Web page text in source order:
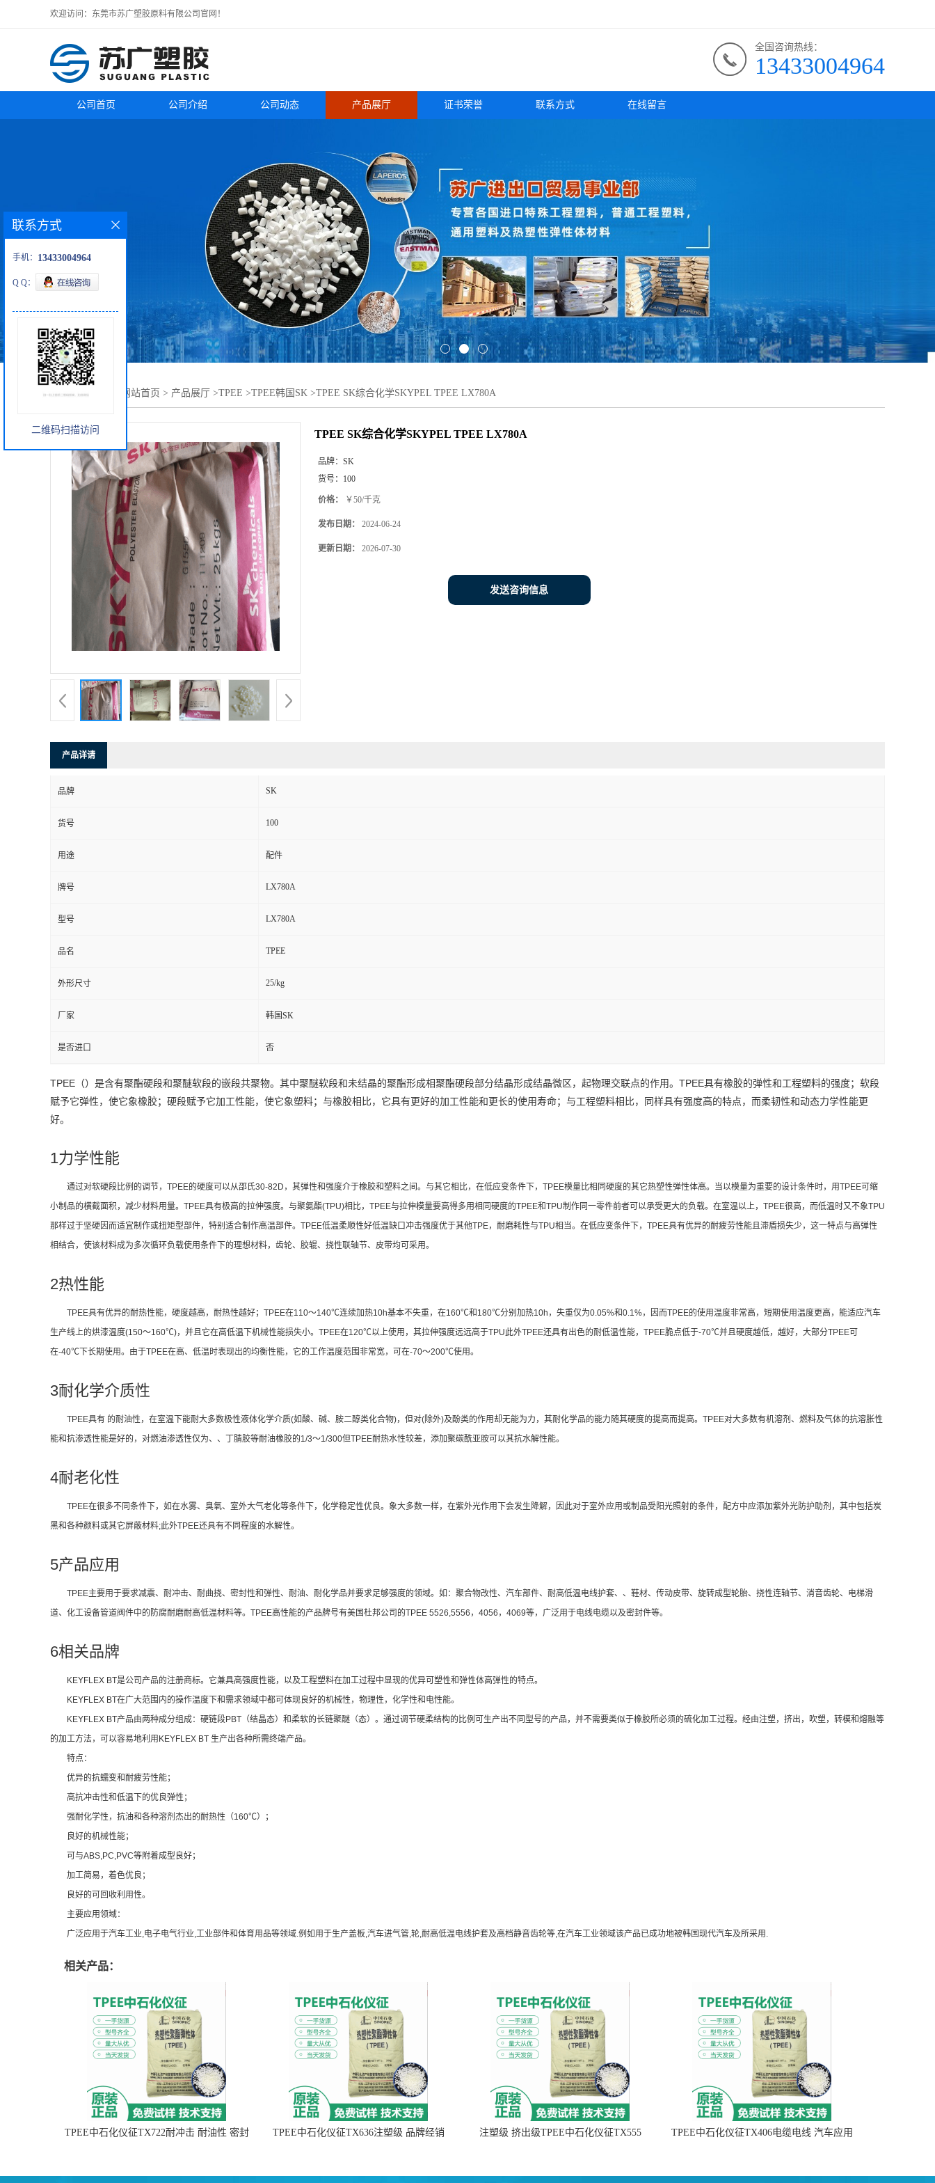
欢迎访问：东莞市苏广塑胶原料有限公司官网！
全国咨询热线：
13433004964
公司首页 公司介绍 公司动态 产品展厅 证书荣誉 联系方式 在线留言
您当前的位置： 网站首页 > 产品展厅 >TPEE >TPEE韩国SK >TPEE SK综合化学SKYPEL TPEE LX780A
TPEE SK综合化学SKYPEL TPEE LX780A
品牌： SK
货号： 100
价格： ￥50/千克
发布日期： 2024-06-24
更新日期： 2026-07-30
发送咨询信息
产品详请
品牌 SK
货号 100
用途 配件
牌号 LX780A
型号 LX780A
品名 TPEE
外形尺寸 25/kg
厂家 韩国SK
是否进口 否
TPEE（）是含有聚酯硬段和聚醚软段的嵌段共聚物。其中聚醚软段和未结晶的聚酯形成相聚酯硬段部分结晶形成结晶微区，起物理交联点的作用。TPEE具有橡胶的弹性和工程塑料的强度；软段
赋予它弹性，使它象橡胶；硬段赋予它加工性能，使它象塑料；与橡胶相比，它具有更好的加工性能和更长的使用寿命；与工程塑料相比，同样具有强度高的特点，而柔韧性和动态力学性能更
好。
1力学性能
通过对软硬段比例的调节，TPEE的硬度可以从邵氏30-82D，其弹性和强度介于橡胶和塑料之间。与其它相比，在低应变条件下，TPEE模量比相同硬度的其它热塑性弹性体高。当以模量为重要的设计条件时，用TPEE可缩
小制品的横截面积，减少材料用量。TPEE具有极高的拉伸强度。与聚氨酯(TPU)相比，TPEE与拉伸模量要高得多用相同硬度的TPEE和TPU制作同一零件前者可以承受更大的负载。在室温以上，TPEE很高，而低温时又不象TPU
那样过于坚硬因而适宜制作或扭矩型部件，特别适合制作高温部件。TPEE低温柔顺性好低温缺口冲击强度优于其他TPE，耐磨耗性与TPU相当。在低应变条件下，TPEE具有优异的耐疲劳性能且滞盾损失少，这一特点与高弹性
相结合，使该材料成为多次循环负载使用条件下的理想材料，齿轮、胶辊、挠性联轴节、皮带均可采用。
2热性能
TPEE具有优异的耐热性能，硬度越高，耐热性越好；TPEE在110～140℃连续加热10h基本不失重，在160℃和180℃分别加热10h，失重仅为0.05%和0.1%，因而TPEE的使用温度非常高，短期使用温度更高，能适应汽车
生产线上的烘漆温度(150～160℃)，并且它在高低温下机械性能损失小。TPEE在120℃以上使用，其拉伸强度远远高于TPU此外TPEE还具有出色的耐低温性能，TPEE脆点低于-70℃并且硬度越低，越好，大部分TPEE可
在-40℃下长期使用。由于TPEE在高、低温时表现出的均衡性能，它的工作温度范围非常宽，可在-70～200℃使用。
3耐化学介质性
TPEE具有 的耐油性，在室温下能耐大多数极性液体化学介质(如酸、碱、胺二醇类化合物)，但对(除外)及酚类的作用却无能为力，其耐化学品的能力随其硬度的提高而提高。TPEE对大多数有机溶剂、燃料及气体的抗溶胀性
能和抗渗透性能是好的，对燃油渗透性仅为、、丁腈胶等耐油橡胶的1/3～1/300但TPEE耐热水性较差，添加聚碳酰亚胺可以其抗水解性能。
4耐老化性
TPEE在很多不同条件下，如在水雾、臭氧、室外大气老化等条件下，化学稳定性优良。象大多数一样，在紫外光作用下会发生降解，因此对于室外应用或制品受阳光照射的条件，配方中应添加紫外光防护助剂，其中包括炭
黑和各种颜料或其它屏蔽材料;此外TPEE还具有不同程度的水解性。
5产品应用
TPEE主要用于要求减震、耐冲击、耐曲挠、密封性和弹性、耐油、耐化学品并要求足够强度的领域。如：聚合物改性、汽车部件、耐高低温电线护套、、鞋材、传动皮带、旋转成型轮胎、挠性连轴节、消音齿轮、电梯滑
道、化工设备管道阀件中的防腐耐磨耐高低温材料等。TPEE高性能的产品牌号有美国杜邦公司的TPEE 5526,5556，4056，4069等，广泛用于电线电缆以及密封件等。
6相关品牌
KEYFLEX BT是公司产品的注册商标。它兼具高强度性能，以及工程塑料在加工过程中显现的优异可塑性和弹性体高弹性的特点。
KEYFLEX BT在广大范围内的操作温度下和需求领域中都可体现良好的机械性，物理性，化学性和电性能。
KEYFLEX BT产品由两种成分组成：硬链段PBT（结晶态）和柔软的长链聚醚（态）。通过调节硬柔结构的比例可生产出不同型号的产品，并不需要类似于橡胶所必须的硫化加工过程。经由注塑，挤出，吹塑，转模和熔融等
的加工方法，可以容易地利用KEYFLEX BT 生产出各种所需终端产品。
特点：
优异的抗蠕变和耐疲劳性能；
高抗冲击性和低温下的优良弹性；
强耐化学性，抗油和各种溶剂杰出的耐热性（160℃）；
良好的机械性能；
可与ABS,PC,PVC等附着成型良好；
加工简易，着色优良；
良好的可回收利用性。
主要应用领域：
广泛应用于汽车工业,电子电气行业,工业部件和体育用品等领域.例如用于生产盖板,汽车进气管,轮,耐高低温电线护套及高档静音齿轮等,在汽车工业领域该产品已成功地被韩国现代汽车及所采用.
相关产品：
TPEE中石化仪征TX722耐冲击 耐油性 密封
TPEE中石化仪征TX636注塑级 品牌经销 注塑级 挤出级TPEE中石化仪征TX555 TPEE中石化仪征TX406电缆电线 汽车应用
联系方式
手机： 13433004964
Q Q：
二维码扫描访问